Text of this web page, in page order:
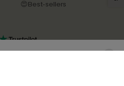
😍Best-sellers
4.3
désabonner à tout moment.